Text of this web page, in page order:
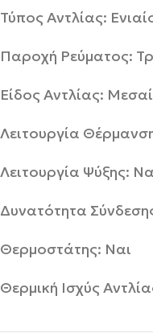
Τύπος Αντλίας:
Παροχή Ρεύματος:
Είδος Αντλίας:
Λειτουργία
Λειτουργία Ψύξης:
Δυνατότητα
Θερμοστάτης: Ναι
Θερμική Ισχύς